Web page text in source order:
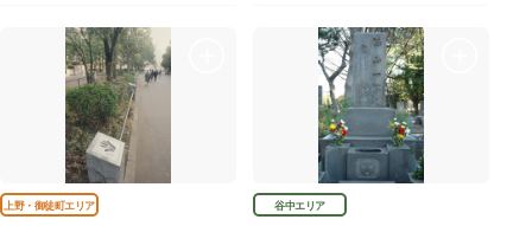
上野・御徒町エリア 谷中エリア